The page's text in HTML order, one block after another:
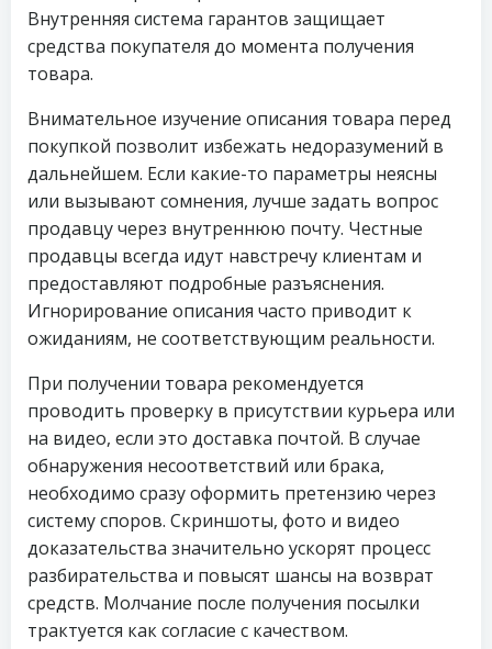
Внутренняя система гарантов защищает
средства покупателя до момента получения
товара.
Внимательное изучение описания товара перед
покупкой позволит избежать недоразумений в
дальнейшем. Если какие-то параметры неясны
или вызывают сомнения, лучше задать вопрос
продавцу через внутреннюю почту. Честные
продавцы всегда идут навстречу клиентам и
предоставляют подробные разъяснения.
Игнорирование описания часто приводит к
ожиданиям, не соответствующим реальности.
При получении товара рекомендуется
проводить проверку в присутствии курьера или
на видео, если это доставка почтой. В случае
обнаружения несоответствий или брака,
необходимо сразу оформить претензию через
систему споров. Скриншоты, фото и видео
доказательства значительно ускорят процесс
разбирательства и повысят шансы на возврат
средств. Молчание после получения посылки
трактуется как согласие с качеством.